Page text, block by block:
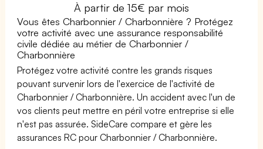
À partir de 15€ par mois
Vous êtes Charbonnier / Charbonnière ? Protégez
votre activité avec une assurance responsabilité
civile dédiée au métier de Charbonnier /
Charbonnière
Protégez votre activité contre les grands risques
pouvant survenir lors de l'exercice de l'activité de
Charbonnier / Charbonnière. Un accident avec l'un de
vos clients peut mettre en péril votre entreprise si elle
n'est pas assurée. SideCare compare et gère les
assurances RC pour Charbonnier / Charbonnière.